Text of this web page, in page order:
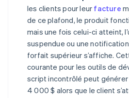
les clients pour leur facture
de ce plafond, le produit
mais une fois celui-ci atteint,
suspendue ou une
forfait supérieur s’affiche.
courante pour les outils de
script incontrôlé peut
4 000 $ alors que le client